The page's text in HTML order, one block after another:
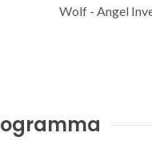
Wolf - Angel